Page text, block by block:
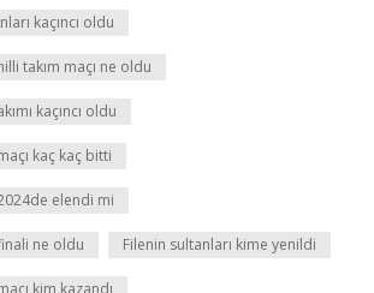
kaçıncı oldu
takım maçı ne oldu
kaçıncı oldu
kaç kaç bitti
elendi mi
ne oldu Filenin sultanları kime yenildi
kim kazandı